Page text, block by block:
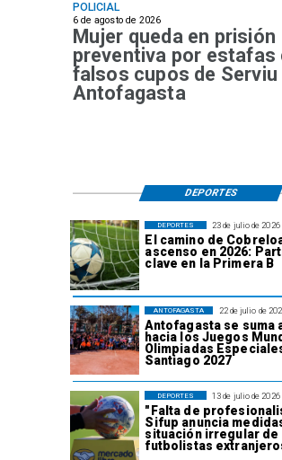
POLICIAL
6 de agosto de 2026
Mujer queda en prisión
preventiva por estafas
falsos cupos de Serviu
Antofagasta
23 de julio de 2026
El camino de
ascenso en 2026:
clave en la Primera B
DEPORTES
22 de julio de
Antofagasta se suma
hacia los Juegos
Olimpiadas
Santiago 2027
ANTOFAGASTA
13 de julio de 2026
"Falta de
Sifup anuncia
situación irregular de
futbolistas
DEPORTES
DEPORTES